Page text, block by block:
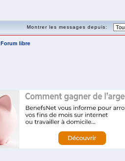
Montrer les messages depuis:
Forum libre